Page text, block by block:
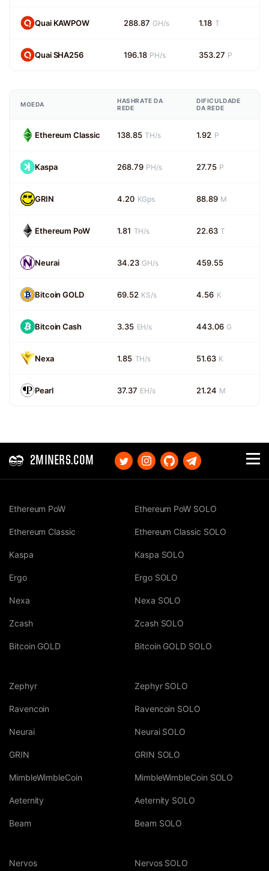
Quai KAWPOW 288.87 GH/s 1.18 T
Quai SHA256 196.18 PH/s 353.27 P
MOEDA
HASHRATE DA
REDE
DIFICULDADE
DA REDE
Ethereum Classic 138.85 TH/s 1.92 P
Kaspa 268.79 PH/s 27.75 P
GRIN 4.20 KGps 88.89 M
Ethereum PoW 1.81 TH/s 22.63 T
Neurai 34.23 GH/s 459.55
Bitcoin GOLD 69.52 KS/s 4.56 K
Bitcoin Cash 3.35 EH/s 443.06 G
Nexa 1.85 TH/s 51.63 K
Pearl 37.37 EH/s 21.24 M
2MINERS.COM
Ethereum PoW
Ethereum Classic
Kaspa
Ergo
Nexa
Zcash
Bitcoin GOLD
Ethereum PoW SOLO
Ethereum Classic SOLO
Kaspa SOLO
Ergo SOLO
Nexa SOLO
Zcash SOLO
Bitcoin GOLD SOLO
Zephyr
Ravencoin
Neurai
GRIN
MimbleWimbleCoin
Aeternity
Beam
Zephyr SOLO
Ravencoin SOLO
Neurai SOLO
GRIN SOLO
MimbleWimbleCoin SOLO
Aeternity SOLO
Beam SOLO
Nervos Nervos SOLO